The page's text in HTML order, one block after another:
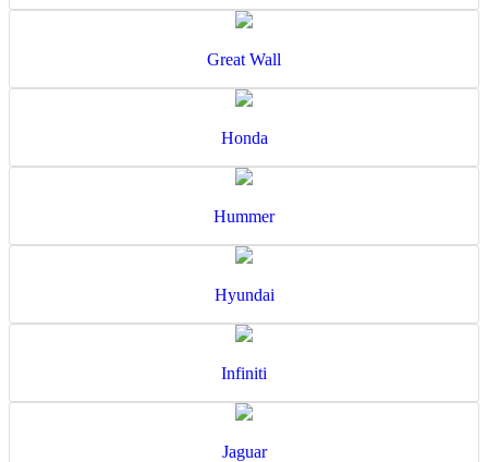
Great Wall
Honda
Hummer
Hyundai
Infiniti
Jaguar